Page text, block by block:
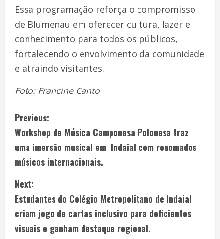
Essa programação reforça o compromisso
de Blumenau em oferecer cultura, lazer e
conhecimento para todos os públicos,
fortalecendo o envolvimento da comunidade
e atraindo visitantes.
Foto: Francine Canto
Previous:
Workshop de Música Camponesa Polonesa traz
uma imersão musical em Indaial com renomados
músicos internacionais.
Next:
Estudantes do Colégio Metropolitano de Indaial
criam jogo de cartas inclusivo para deficientes
visuais e ganham destaque regional.